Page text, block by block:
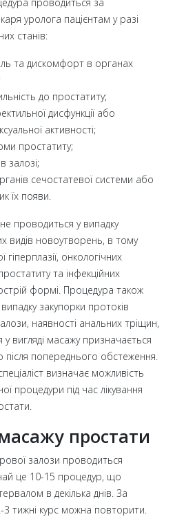
уролога пацієнтам у разі
станів:
та дискомфорт в органах
до простатиту;
дисфункції або
активності;
простатиту;
залозі;
сечостатевої системи або
їх появи.
проводиться у випадку
видів новоутворень, в тому
гіперплазії, онкологічних
та інфекційних
формі. Процедура також
закупорки протоків
наявності анальних тріщин,
вигляді масажу призначається
після попереднього обстеження.
визначає можливість
процедури під час лікування
простати
залози проводиться
це 10-15 процедур, що
в декілька днів. За
3 тижні курс можна повторити.